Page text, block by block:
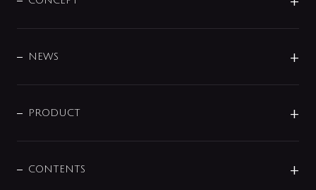
DESIGN
NEWS
商品に関して
その他
PRODUCT
センサー・タッチ水栓
CONTENTS